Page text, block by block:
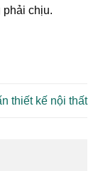
phải chịu.
thiết kế nội thất